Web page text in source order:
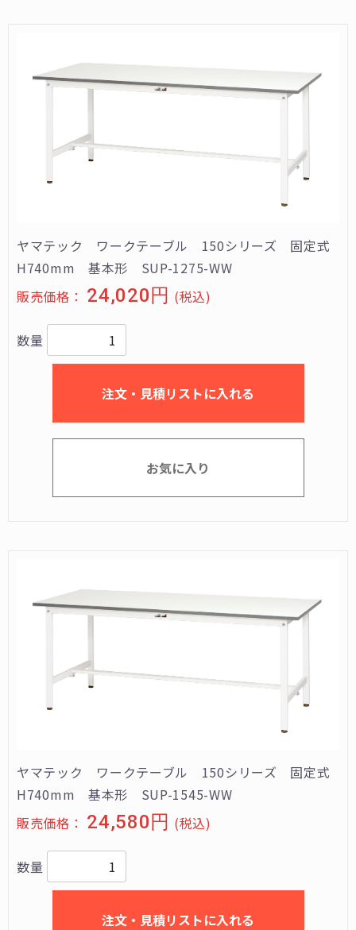
ヤマテック ワークテーブル 150シリーズ 固定式
H740mm 基本形 SUP-1275-WW
販売価格： 24,020円 (税込)
数量
注文・見積リストに入れる
お気に入り
ヤマテック ワークテーブル 150シリーズ 固定式
H740mm 基本形 SUP-1545-WW
販売価格： 24,580円 (税込)
数量
注文・見積リストに入れる